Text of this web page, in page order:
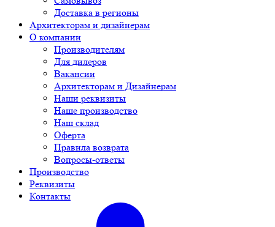
Доставка в регионы
Архитекторам и дизайнерам
О компании
Производителям
Для дилеров
Вакансии
Архитекторам и Дизайнерам
Наши реквизиты
Наше производство
Наш склад
Оферта
Правила возврата
Вопросы-ответы
Производство
Реквизиты
Контакты